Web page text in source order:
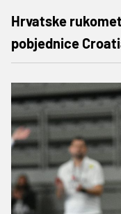
Hrvatske
pobjednice